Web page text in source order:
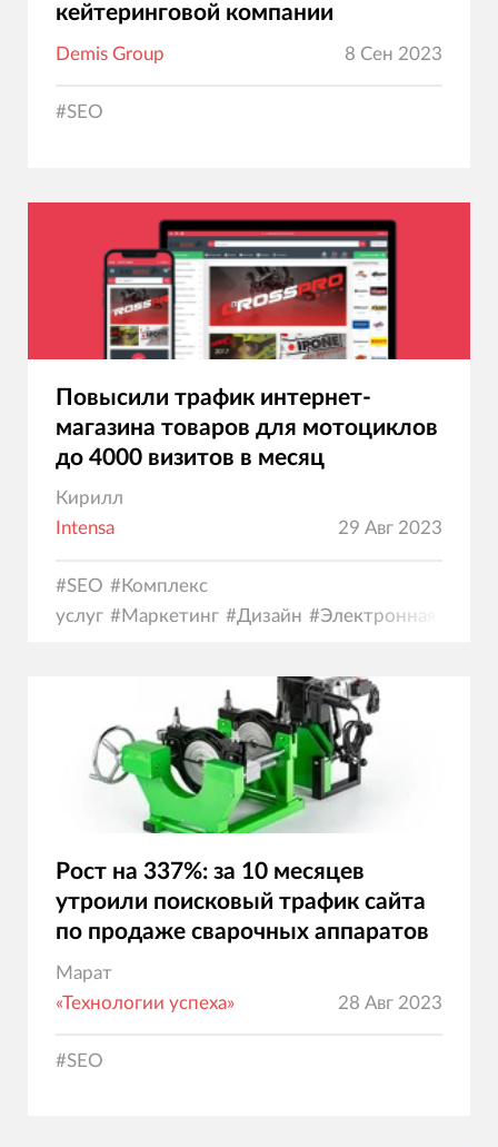
кейтеринговой компании
Demis Group 8 Сен 2023
#SEO
Повысили трафик интернет-
магазина товаров для мотоциклов
до 4000 визитов в месяц
Кирилл
Intensa
29 Авг 2023
#SEO #Комплекс
услуг #Маркетинг #Дизайн #Электронная
Рост на 337%: за 10 месяцев
утроили поисковый трафик сайта
по продаже сварочных аппаратов
Марат
«Технологии успеха»
28 Авг 2023
#SEO